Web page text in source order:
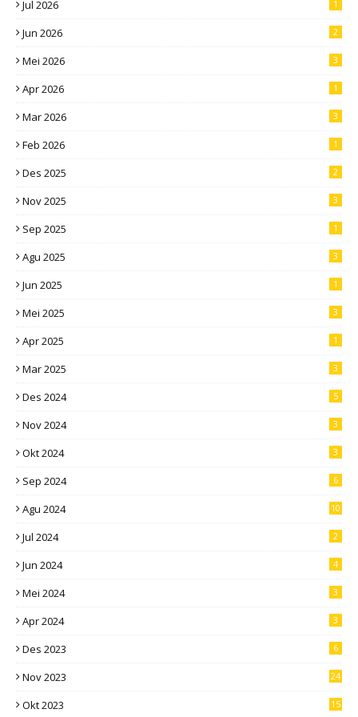
Jul 2026 1
Jun 2026 2
Mei 2026 3
Apr 2026 1
Mar 2026 3
Feb 2026 1
Des 2025 2
Nov 2025 3
Sep 2025 1
Agu 2025 3
Jun 2025 1
Mei 2025 3
Apr 2025 1
Mar 2025 3
Des 2024 5
Nov 2024 3
Okt 2024 3
Sep 2024 6
Agu 2024 10
Jul 2024 2
Jun 2024 4
Mei 2024 3
Apr 2024 3
Des 2023 6
Nov 2023 24
Okt 2023 15